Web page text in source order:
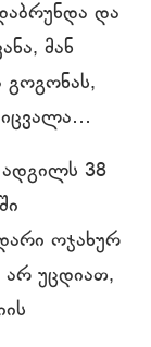
და
მან
გოგონას,
ადგილს 38
ოჯახურ
არ უცდიათ,